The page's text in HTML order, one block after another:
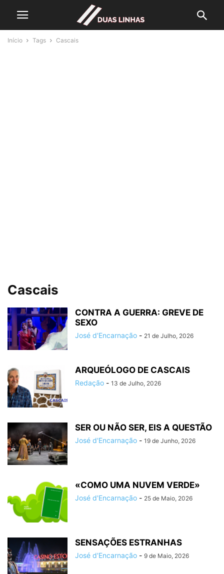
Início Tags Cascais
Cascais
CONTRA A GUERRA: GREVE DE
SEXO
José d'Encarnação - 21 de Julho, 2026
ARQUEÓLOGO DE CASCAIS
Redação - 13 de Julho, 2026
SER OU NÃO SER, EIS A QUESTÃO
José d'Encarnação - 19 de Junho, 2026
«COMO UMA NUVEM VERDE»
José d'Encarnação - 25 de Maio, 2026
SENSAÇÕES ESTRANHAS
José d'Encarnação - 9 de Maio, 2026